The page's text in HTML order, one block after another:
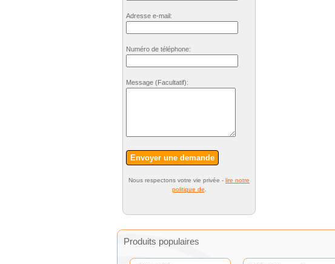
Adresse e-mail:
Numéro de téléphone:
Message (Facultatif):
Envoyer une demande
Nous respectons votre vie privée - lire notre
politique de.
Produits populaires